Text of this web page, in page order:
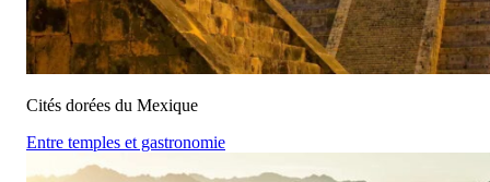
Cités dorées du Mexique
Entre temples et gastronomie